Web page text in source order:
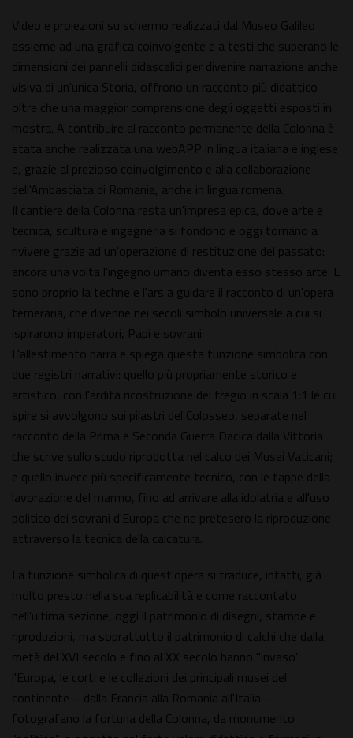
Video e proiezioni su schermo realizzati dal Museo Galileo
assieme ad una grafica coinvolgente e a testi che superano le
dimensioni dei pannelli didascalici per divenire narrazione anche
visiva di un'unica Storia, offrono un racconto più didattico
oltre che una maggior comprensione degli oggetti esposti in
mostra. A contribuire al racconto permanente della Colonna è
stata anche realizzata una webAPP in lingua italiana e inglese
e, grazie al prezioso coinvolgimento e alla collaborazione
dell'Ambasciata di Romania, anche in lingua romena.
Il cantiere della Colonna resta un'impresa epica, dove arte e
tecnica, scultura e ingegneria si fondono e oggi tornano a
rivivere grazie ad un'operazione di restituzione del passato:
ancora una volta l'ingegno umano diventa esso stesso arte. E
sono proprio la techne e l'ars a guidare il racconto di un'opera
temeraria, che divenne nei secoli simbolo universale a cui si
ispirarono imperatori, Papi e sovrani.
L'allestimento narra e spiega questa funzione simbolica con
due registri narrativi: quello più propriamente storico e
artistico, con l'ardita ricostruzione del fregio in scala 1:1 le cui
spire si avvolgono sui pilastri del Colosseo, separate nel
racconto della Prima e Seconda Guerra Dacica dalla Vittoria
che scrive sullo scudo riprodotta nel calco dei Musei Vaticani;
e quello invece più specificamente tecnico, con le tappe della
lavorazione del marmo, fino ad arrivare alla idolatria e all'uso
politico dei sovrani d'Europa che ne pretesero la riproduzione
attraverso la tecnica della calcatura.
La funzione simbolica di quest'opera si traduce, infatti, già
molto presto nella sua replicabilità e come raccontato
nell'ultima sezione, oggi il patrimonio di disegni, stampe e
riproduzioni, ma soprattutto il patrimonio di calchi che dalla
metà del XVI secolo e fino al XX secolo hanno "invaso"
l'Europa, le corti e le collezioni dei principali musei del
continente – dalla Francia alla Romania all'Italia –
fotografano la fortuna della Colonna, da monumento